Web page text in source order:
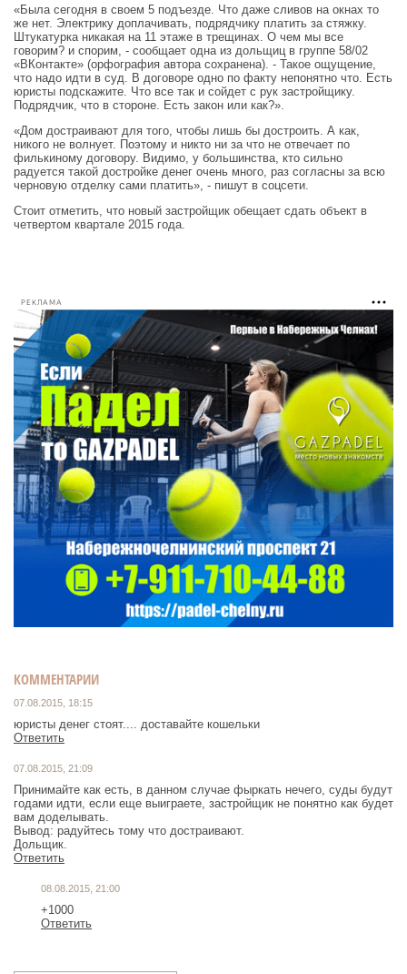
«Была сегодня в своем 5 подъезде. Что даже сливов на окнах то
же нет. Электрику доплачивать, подрядчику платить за стяжку.
Штукатурка никакая на 11 этаже в трещинах. О чем мы все
говорим? и спорим, - сообщает одна из дольщиц в группе 58/02
«ВКонтакте» (орфография автора сохранена). - Такое ощущение,
что надо идти в суд. В договоре одно по факту непонятно что. Есть
юристы подскажите. Что все так и сойдет с рук застройщику.
Подрядчик, что в стороне. Есть закон или как?».
«Дом достраивают для того, чтобы лишь бы достроить. А как,
никого не волнует. Поэтому и никто ни за что не отвечает по
филькиному договору. Видимо, у большинства, кто сильно
радуется такой достройке денег очень много, раз согласны за всю
черновую отделку сами платить», - пишут в соцсети.
Стоит отметить, что новый застройщик обещает сдать объект в
четвертом квартале 2015 года.
РЕКЛАМА
КОММЕНТАРИИ
07.08.2015, 18:15
юристы денег стоят.... доставайте кошельки
Ответить
07.08.2015, 21:09
Принимайте как есть, в данном случае фыркать нечего, суды будут
годами идти, если еще выиграете, застройщик не понятно как будет
вам доделывать.
Вывод: радуйтесь тому что достраивают.
Дольщик.
Ответить
08.08.2015, 21:00
+1000
Ответить